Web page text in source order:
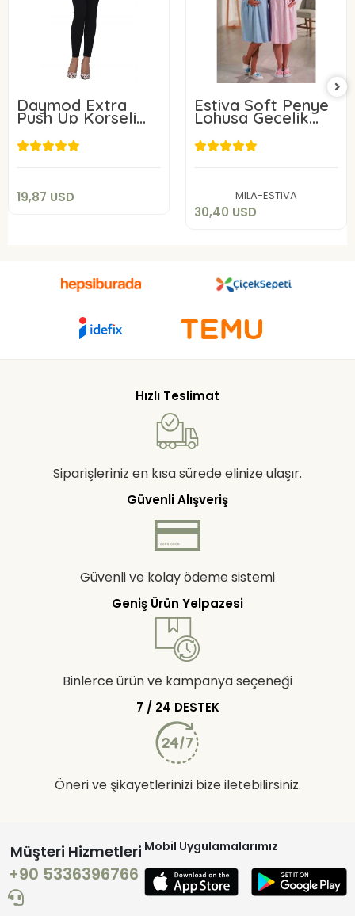
Daymod Extra
Push Up Korseli
Kot Tayt M Beden
19,87 USD
19,87 USD
Estiva Soft Penye
Lohusa Gecelik
17383
MILA-ESTIVA
30,40 USD
30,40 USD
Hızlı Teslimat
Siparişleriniz en kısa sürede elinize ulaşır.
Güvenli Alışveriş
Güvenli ve kolay ödeme sistemi
Geniş Ürün Yelpazesi
Binlerce ürün ve kampanya seçeneği
7 / 24 DESTEK
Öneri ve şikayetlerinizi bize iletebilirsiniz.
Müşteri Hizmetleri
+90 5336396766
Mobil Uygulamalarımız